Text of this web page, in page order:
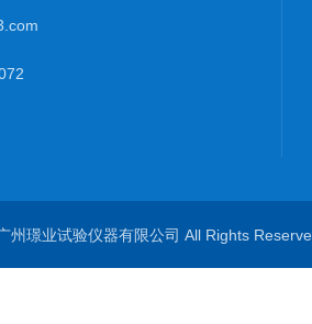
州璟业试验仪器有限公司 All Rights